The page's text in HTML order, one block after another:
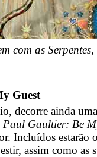
com as Serpentes,
Guest
decorre ainda
Paul Gaultier: Be
Incluídos estarão
assim como as